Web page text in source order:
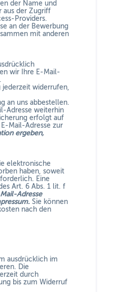
der Name und
aus der Zugriff
Providers.
an der Bewerbung
mit anderen
wir Ihre E-Mail-
jederzeit widerrufen,
an uns abbestellen.
Adresse weiterhin
erfolgt auf
Mail-Adresse zur
ergeben,
elektronische
haben, soweit
Eine
Art. 6 Abs. 1 lit. f
Adresse
Sie können
nach den
ausdrücklich im
Die
durch
bis zum Widerruf